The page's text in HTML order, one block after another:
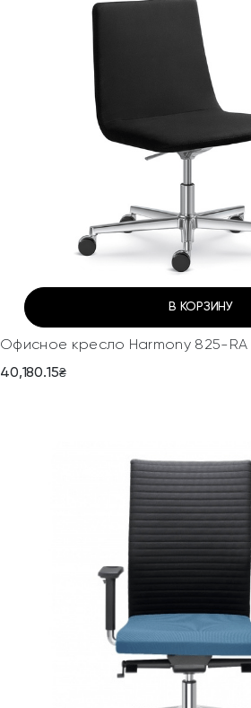
В КОРЗИНУ
Офисное кресло Harmony 825-RA
40,180.15₴